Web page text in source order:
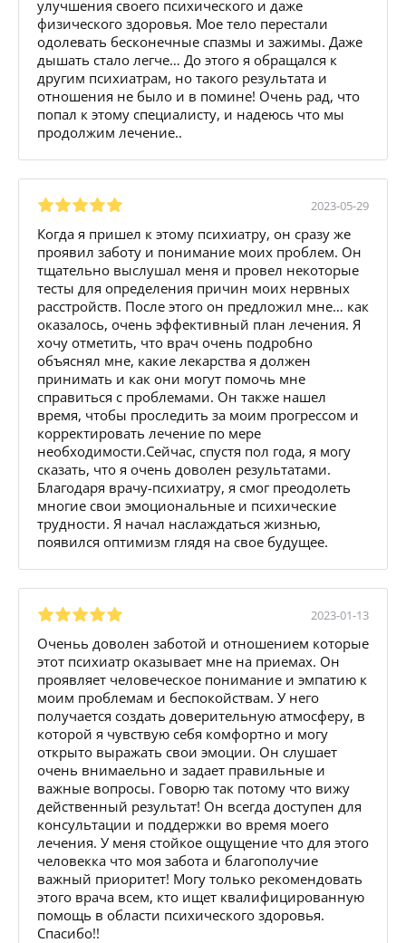
улучшения своего психического и даже
физического здоровья. Мое тело перестали
одолевать бесконечные спазмы и зажимы. Даже
дышать стало легче… До этого я обращался к
другим психиатрам, но такого результата и
отношения не было и в помине! Очень рад, что
попал к этому специалисту, и надеюсь что мы
продолжим лечение..
2023-05-29
Когда я пришел к этому психиатру, он сразу же
проявил заботу и понимание моих проблем. Он
тщательно выслушал меня и провел некоторые
тесты для определения причин моих нервных
расстройств. После этого он предложил мне… как
оказалось, очень эффективный план лечения. Я
хочу отметить, что врач очень подробно
объяснял мне, какие лекарства я должен
принимать и как они могут помочь мне
справиться с проблемами. Он также нашел
время, чтобы проследить за моим прогрессом и
корректировать лечение по мере
необходимости.Сейчас, спустя пол года, я могу
сказать, что я очень доволен результатами.
Благодаря врачу-психиатру, я смог преодолеть
многие свои эмоциональные и психические
трудности. Я начал наслаждаться жизнью,
появился оптимизм глядя на свое будущее.
2023-01-13
Оченьь доволен заботой и отношением которые
этот психиатр оказывает мне на приемах. Он
проявляет человеческое понимание и эмпатию к
моим проблемам и беспокойствам. У него
получается создать доверительную атмосферу, в
которой я чувствую себя комфортно и могу
открыто выражать свои эмоции. Он слушает
очень внимаельно и задает правильные и
важные вопросы. Говорю так потому что вижу
действенный результат! Он всегда доступен для
консультации и поддержки во время моего
лечения. У меня стойкое ощущение что для этого
человекка что моя забота и благополучие
важный приоритет! Могу только рекомендовать
этого врача всем, кто ищет квалифицированную
помощь в области психического здоровья.
Спасибо!!